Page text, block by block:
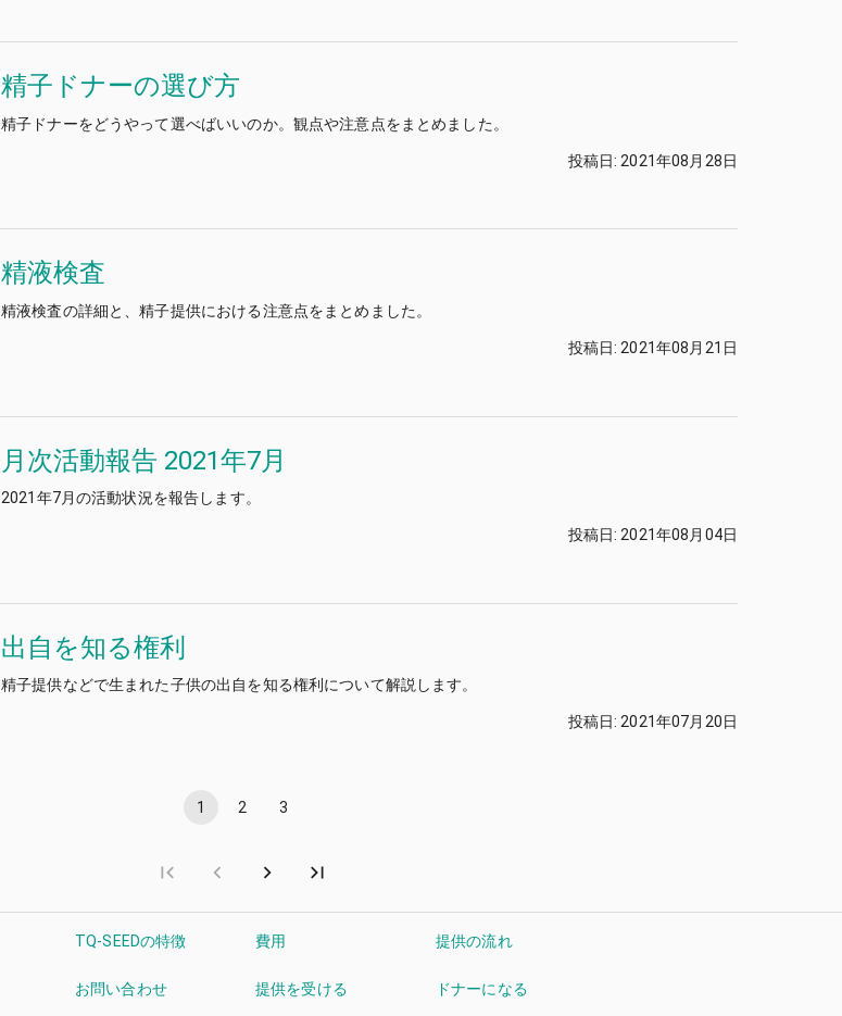
精子ドナーの選び方
精子ドナーをどうやって選べばいいのか。観点や注意点をまとめました。
投稿日: 2021年08月28日
精液検査
精液検査の詳細と、精子提供における注意点をまとめました。
投稿日: 2021年08月21日
月次活動報告 2021年7月
2021年7月の活動状況を報告します。
投稿日: 2021年08月04日
出自を知る権利
精子提供などで生まれた子供の出自を知る権利について解説します。
投稿日: 2021年07月20日
1 2 3
TQ-SEEDの特徴 費用 提供の流れ
お問い合わせ 提供を受ける ドナーになる